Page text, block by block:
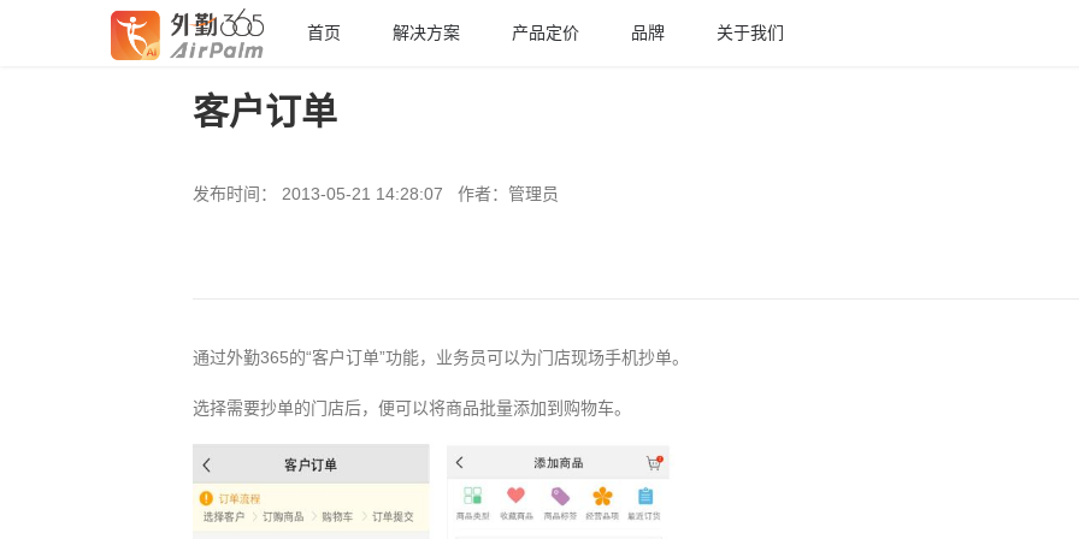
首页 解决方案 产品定价 品牌 关于我们
客户订单
发布时间： 2013-05-21 14:28:07 作者：管理员
通过外勤365的“客户订单”功能，业务员可以为门店现场手机抄单。
选择需要抄单的门店后，便可以将商品批量添加到购物车。